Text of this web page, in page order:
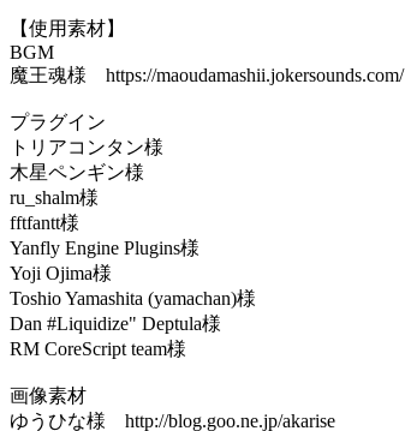
【使用素材】
BGM
魔王魂様 https://maoudamashii.jokersounds.com/
プラグイン
トリアコンタン様
木星ペンギン様
ru_shalm様
fftfantt様
Yanfly Engine Plugins様
Yoji Ojima様
Toshio Yamashita (yamachan)様
Dan #Liquidize" Deptula様
RM CoreScript team様
画像素材
ゆうひな様 http://blog.goo.ne.jp/akarise